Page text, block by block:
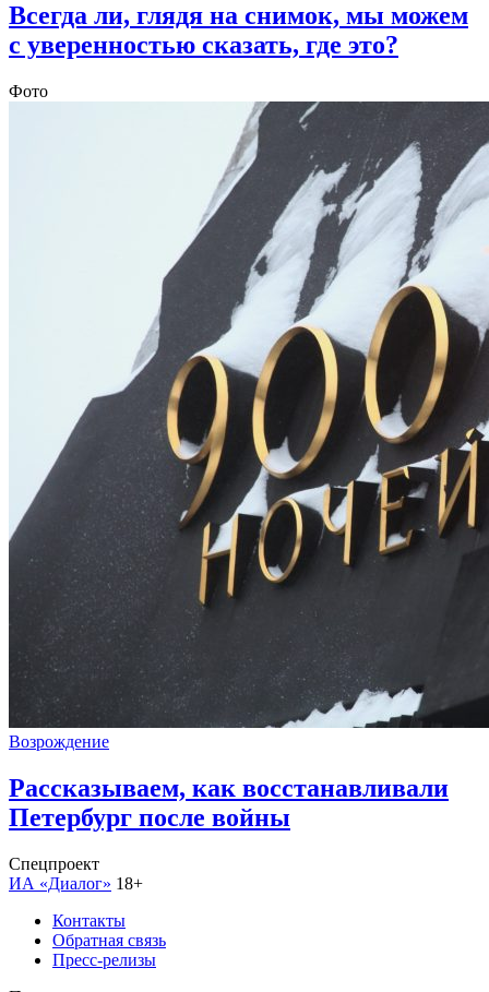
Всегда ли, глядя на снимок, мы можем
с уверенностью сказать, где это?
Фото
Возрождение
Рассказываем, как восстанавливали
Петербург после войны
Спецпроект
ИА «Диалог» 18+
Контакты
Обратная связь
Пресс-релизы